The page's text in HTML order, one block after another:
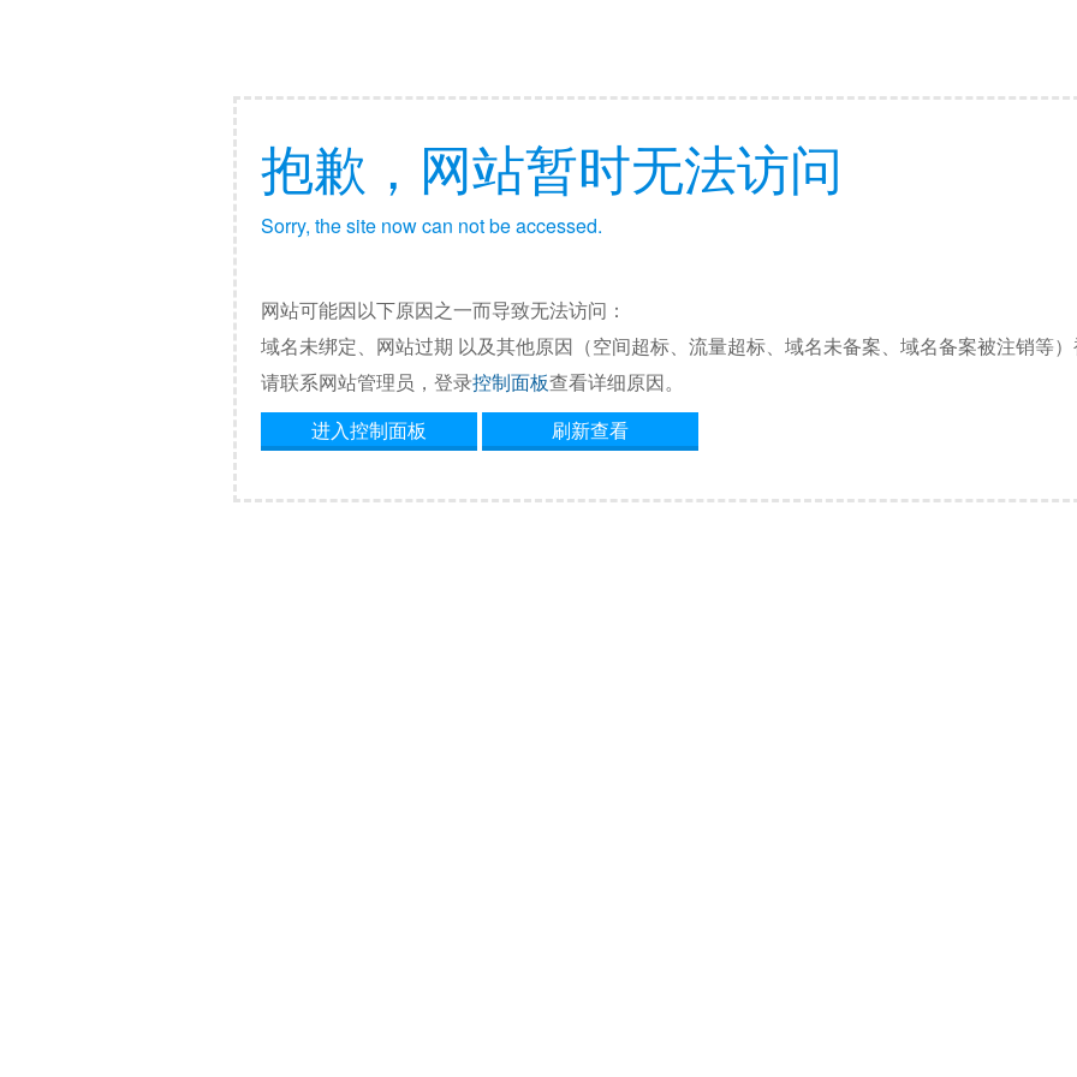
抱歉，网站暂时无法访问
Sorry, the site now can not be accessed.
网站可能因以下原因之一而导致无法访问：
域名未绑定、网站过期 以及其他原因（空间超标、流量超标、域名未备案、域名备案被注销等）
请联系网站管理员，登录控制面板查看详细原因。
进入控制面板
刷新查看